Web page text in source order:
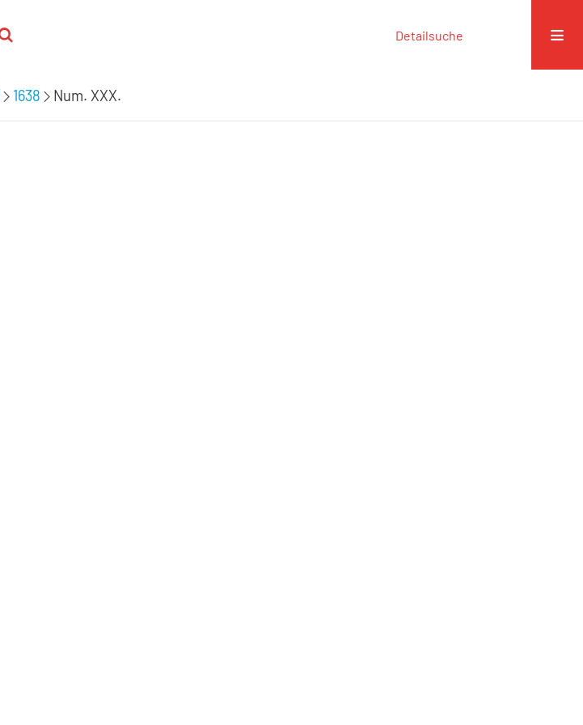
Detailsuche
1638 Num. XXX.